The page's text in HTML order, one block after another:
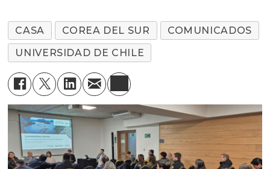
CASA COREA DEL SUR
COMUNICADOS
UNIVERSIDAD DE CHILE